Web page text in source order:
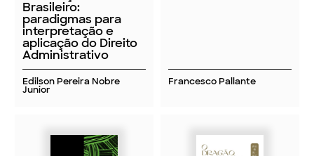
Brasileiro:
paradigmas para
interpretação e
aplicação do Direito
Administrativo
Edilson Pereira Nobre
Junior
Francesco Pallante